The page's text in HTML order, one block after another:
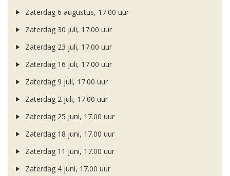
Zaterdag 6 augustus, 17.00 uur
Zaterdag 30 juli, 17.00 uur
Zaterdag 23 juli, 17.00 uur
Zaterdag 16 juli, 17.00 uur
Zaterdag 9 juli, 17.00 uur
Zaterdag 2 juli, 17.00 uur
Zaterdag 25 juni, 17.00 uur
Zaterdag 18 juni, 17.00 uur
Zaterdag 11 juni, 17.00 uur
Zaterdag 4 juni, 17.00 uur